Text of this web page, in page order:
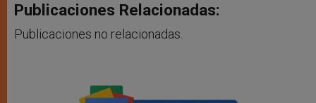
Publicaciones Relacionadas:
Publicaciones no relacionadas.